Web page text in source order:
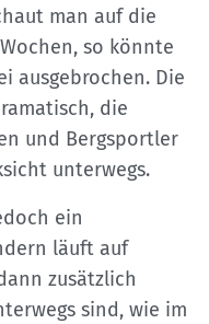
man auf die
so könnte
ausgebrochen. Die
die
und Bergsportler
unterwegs.
ein
läuft auf
zusätzlich
sind, wie im